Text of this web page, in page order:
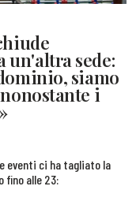
un'altra sede:
siamo
i
eventi ci ha tagliato la
fino alle 23: